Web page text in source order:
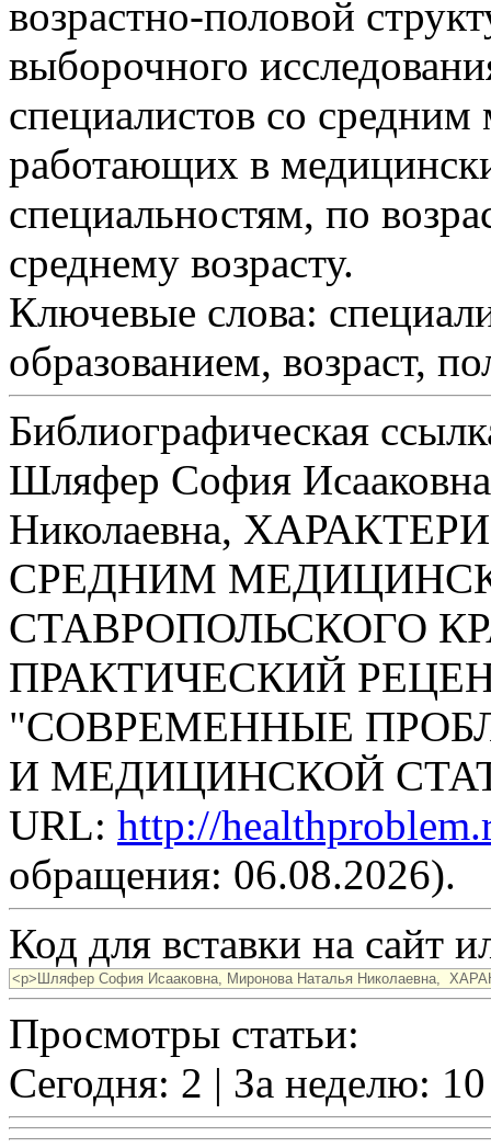
возрастно-половой
выборочного
специалистов со
работающих в
специальностям, по
среднему возрасту.
Ключевые слова:
образованием, возраст,
Библиографическая
Шляфер София
Николаевна,
СРЕДНИМ
СТАВРОПОЛЬСКОГО
ПРАКТИЧЕСКИЙ
"СОВРЕМЕННЫЕ
И МЕДИЦИНСКОЙ
URL: http://
обращения: 06.08.2026).
Код для вставки на сайт
Просмотры статьи:
Сегодня: 2 | За неделю: